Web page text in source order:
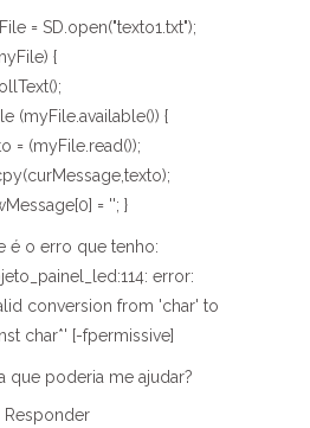
= SD.open("texto1.txt");
{
(myFile.available()) {
= (myFile.read());
= ''; }
é o erro que tenho:
error:
conversion from 'char' to
char*' [-fpermissive]
que poderia me ajudar?
Responder